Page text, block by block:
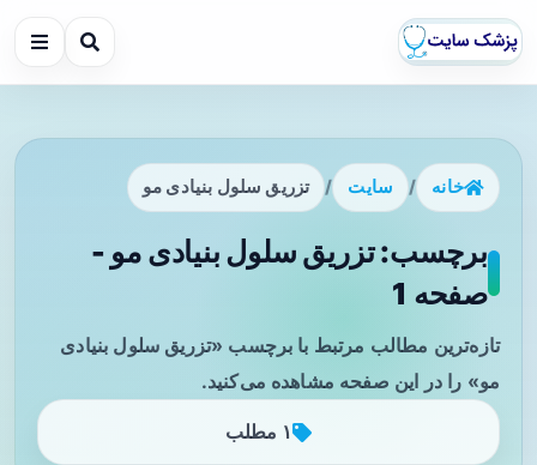
خانه / سایت / تزریق سلول بنیادی مو
برچسب: تزریق سلول بنیادی مو -
صفحه 1
تازه‌ترین مطالب مرتبط با برچسب «تزریق سلول بنیادی
مو» را در این صفحه مشاهده می‌کنید.
۱ مطلب